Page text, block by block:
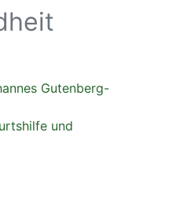
Gutenberg-
und